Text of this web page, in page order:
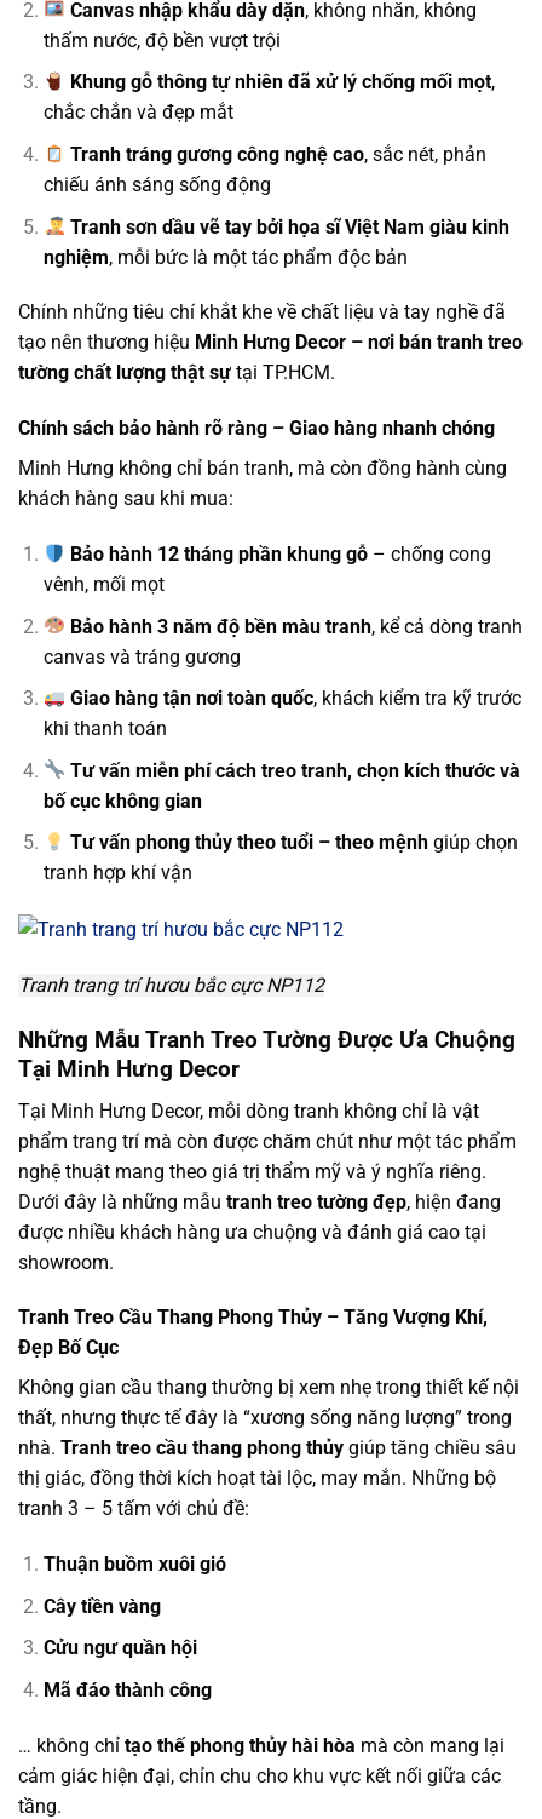
Canvas nhập khẩu dày dặn, không nhăn, không
thấm nước, độ bền vượt trội
Khung gỗ thông tự nhiên đã xử lý chống mối mọt,
chắc chắn và đẹp mắt
Tranh tráng gương công nghệ cao, sắc nét, phản
chiếu ánh sáng sống động
Tranh sơn dầu vẽ tay bởi họa sĩ Việt Nam giàu kinh
nghiệm, mỗi bức là một tác phẩm độc bản
Chính những tiêu chí khắt khe về chất liệu và tay nghề đã
tạo nên thương hiệu Minh Hưng Decor – nơi bán tranh treo
tường chất lượng thật sự tại TP.HCM.
Chính sách bảo hành rõ ràng – Giao hàng nhanh chóng
Minh Hưng không chỉ bán tranh, mà còn đồng hành cùng
khách hàng sau khi mua:
Bảo hành 12 tháng phần khung gỗ – chống cong
vênh, mối mọt
Bảo hành 3 năm độ bền màu tranh, kể cả dòng tranh
canvas và tráng gương
Giao hàng tận nơi toàn quốc, khách kiểm tra kỹ trước
khi thanh toán
Tư vấn miễn phí cách treo tranh, chọn kích thước và
bố cục không gian
Tư vấn phong thủy theo tuổi – theo mệnh giúp chọn
tranh hợp khí vận
Tranh trang trí hươu bắc cực NP112
Những Mẫu Tranh Treo Tường Được Ưa Chuộng
Tại Minh Hưng Decor
Tại Minh Hưng Decor, mỗi dòng tranh không chỉ là vật
phẩm trang trí mà còn được chăm chút như một tác phẩm
nghệ thuật mang theo giá trị thẩm mỹ và ý nghĩa riêng.
Dưới đây là những mẫu tranh treo tường đẹp, hiện đang
được nhiều khách hàng ưa chuộng và đánh giá cao tại
showroom.
Tranh Treo Cầu Thang Phong Thủy – Tăng Vượng Khí,
Đẹp Bố Cục
Không gian cầu thang thường bị xem nhẹ trong thiết kế nội
thất, nhưng thực tế đây là “xương sống năng lượng” trong
nhà. Tranh treo cầu thang phong thủy giúp tăng chiều sâu
thị giác, đồng thời kích hoạt tài lộc, may mắn. Những bộ
tranh 3 – 5 tấm với chủ đề:
Thuận buồm xuôi gió
Cây tiền vàng
Cửu ngư quần hội
Mã đáo thành công
… không chỉ tạo thế phong thủy hài hòa mà còn mang lại
cảm giác hiện đại, chỉn chu cho khu vực kết nối giữa các
tầng.